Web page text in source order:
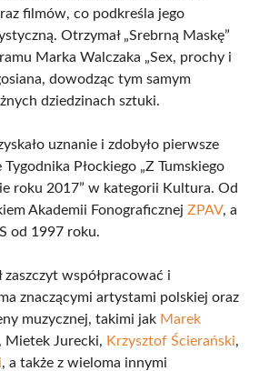
filmów, co podkreśla jego
Otrzymał „Srebrną Maskę”
Marka Walczaka „Sex, prochy i
dowodząc tym samym
dziedzinach sztuki.
uznanie i zdobyło pierwsze
Płockiego „Z Tumskiego
roku 2017” w kategorii Kultura. Od
Akademii Fonograficznej ZPAV, a
od 1997 roku.
zaszczyt współpracować i
znaczącymi artystami polskiej oraz
muzycznej, takimi jak Marek
Mietek Jurecki, Krzysztof Ścierański,
, a także z wieloma innymi